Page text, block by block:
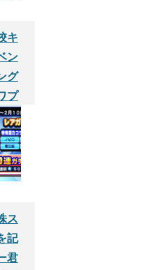
キ
ン
グ
プ
ス
記
君